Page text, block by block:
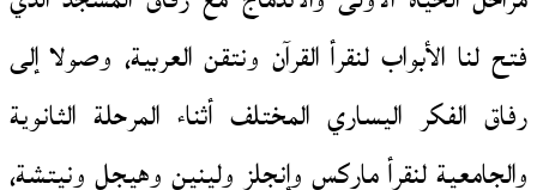
فتح لنا الأبواب لنقرأ القرآن ونتقن العربية، وصولا إلى
رفاق الفكر اليساري المختلف أثناء المرحلة الثانوية
والجامعية لنقرأ ماركس وإنجلز ولينين وهيجل ونيتشة،